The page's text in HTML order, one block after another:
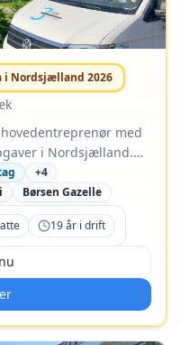
i Nordsjælland 2026
med
i Nordsjælland.
og løser både
hovedentreprenør.
over 250 nye
herunder tegl,
projekter håndterer
af
kunden har én
til Årets Arbejdsmiljø
+4
Børsen Gazelle
19år i drift